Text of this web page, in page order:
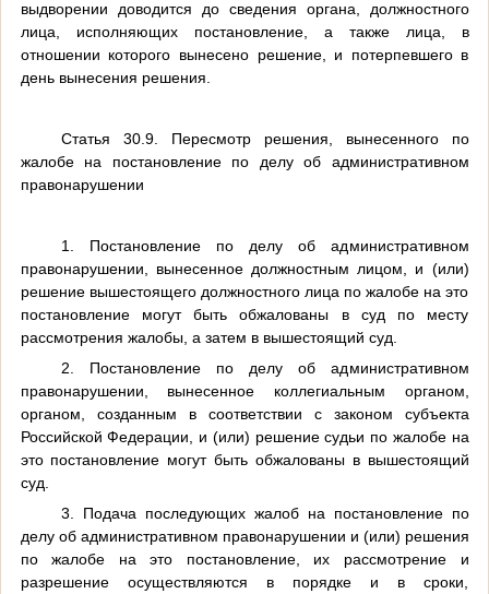
выдворении доводится до сведения органа, должностного
лица, исполняющих постановление, а также лица, в
отношении которого вынесено решение, и потерпевшего в
день вынесения решения.
Статья 30.9. Пересмотр решения, вынесенного по
жалобе на постановление по делу об административном
правонарушении
1. Постановление по делу об административном
правонарушении, вынесенное должностным лицом, и (или)
решение вышестоящего должностного лица по жалобе на это
постановление могут быть обжалованы в суд по месту
рассмотрения жалобы, а затем в вышестоящий суд.
2. Постановление по делу об административном
правонарушении, вынесенное коллегиальным органом,
органом, созданным в соответствии с законом субъекта
Российской Федерации, и (или) решение судьи по жалобе на
это постановление могут быть обжалованы в вышестоящий
суд.
3. Подача последующих жалоб на постановление по
делу об административном правонарушении и (или) решения
по жалобе на это постановление, их рассмотрение и
разрешение осуществляются в порядке и в сроки,